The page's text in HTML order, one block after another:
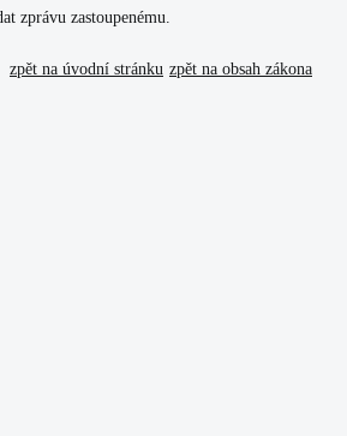
zprávu zastoupenému.
zpět na obsah zákona
zpět na úvodní stránku